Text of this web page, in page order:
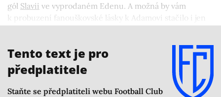
gól Slavii ve vyprodaném Edenu. A možná by vám
k probuzení fanouškovské lásky k Adamovi stačilo i jen
Tento text je pro
předplatitele
Staňte se předplatiteli webu Football Club